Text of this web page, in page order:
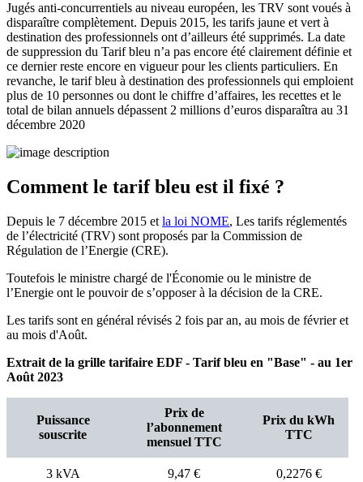
Jugés anti-concurrentiels au niveau européen, les TRV sont voués à
disparaître complètement. Depuis 2015, les tarifs jaune et vert à
destination des professionnels ont d’ailleurs été supprimés. La date
de suppression du Tarif bleu n’a pas encore été clairement définie et
ce dernier reste encore en vigueur pour les clients particuliers. En
revanche, le tarif bleu à destination des professionnels qui emploient
plus de 10 personnes ou dont le chiffre d’affaires, les recettes et le
total de bilan annuels dépassent 2 millions d’euros disparaîtra au 31
décembre 2020
Comment le tarif bleu est il fixé ?
Depuis le 7 décembre 2015 et la loi NOME, Les tarifs réglementés
de l’électricité (TRV) sont proposés par la Commission de
Régulation de l’Energie (CRE).
Toutefois le ministre chargé de l'Économie ou le ministre de
l’Energie ont le pouvoir de s’opposer à la décision de la CRE.
Les tarifs sont en général révisés 2 fois par an, au mois de février et
au mois d'Août.
Extrait de la grille tarifaire EDF - Tarif bleu en "Base" - au 1er
Août 2023
Puissance
souscrite
Prix de
l’abonnement
mensuel TTC
Prix du kWh
TTC
3 kVA 9,47 € 0,2276 €